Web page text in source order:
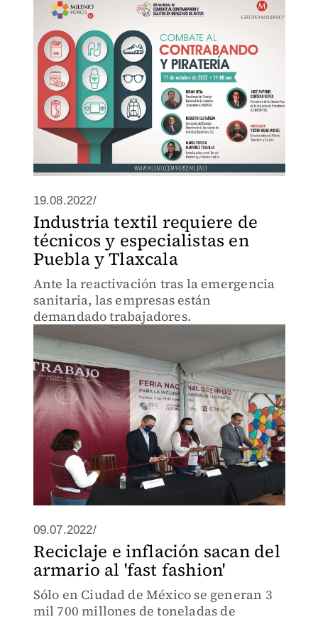
19.08.2022/
Industria textil requiere de
técnicos y especialistas en
Puebla y Tlaxcala
Ante la reactivación tras la emergencia
sanitaria, las empresas están
demandado trabajadores.
09.07.2022/
Reciclaje e inflación sacan del
armario al 'fast fashion'
Sólo en Ciudad de México se generan 3
mil 700 millones de toneladas de